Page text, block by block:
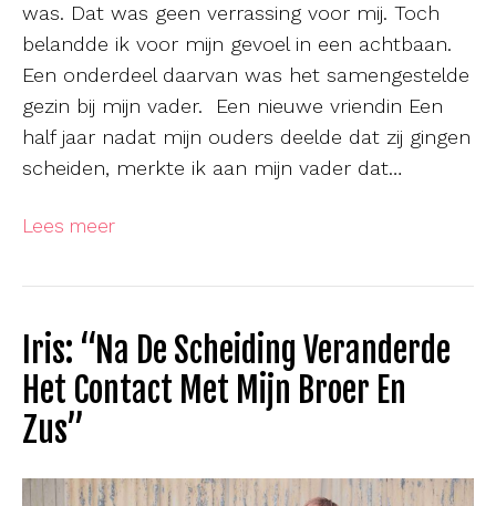
was. Dat was geen verrassing voor mij. Toch
belandde ik voor mijn gevoel in een achtbaan.
Een onderdeel daarvan was het samengestelde
gezin bij mijn vader. Een nieuwe vriendin Een
half jaar nadat mijn ouders deelde dat zij gingen
scheiden, merkte ik aan mijn vader dat…
Lees meer
Iris: “Na De Scheiding Veranderde
Het Contact Met Mijn Broer En
Zus”